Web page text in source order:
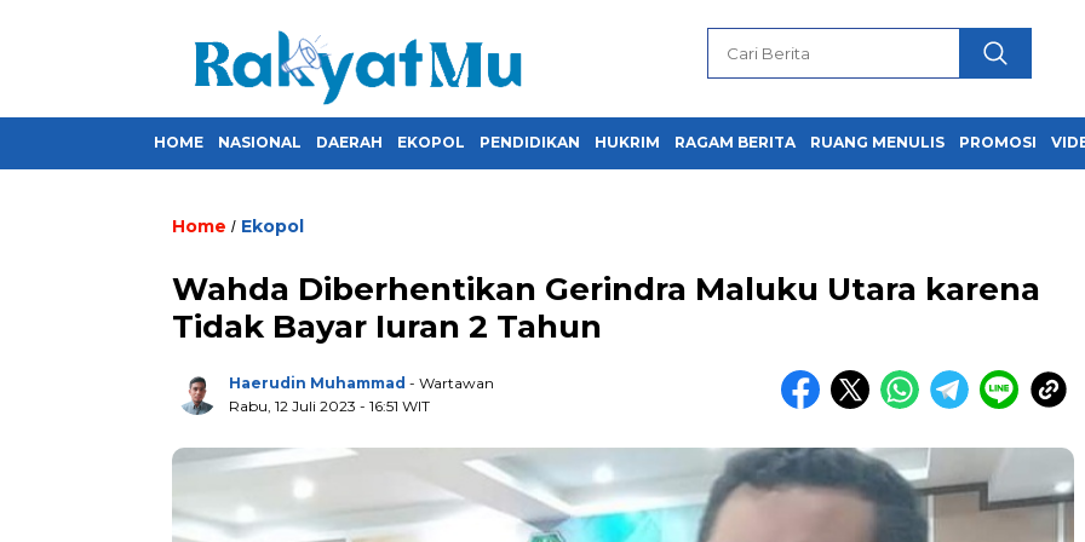
HOME NASIONAL DAERAH EKOPOL PENDIDIKAN HUKRIM RAGAM BERITA RUANG MENULIS PROMOSI
Home / Ekopol
Wahda Diberhentikan Gerindra Maluku Utara karena
Tidak Bayar Iuran 2 Tahun
Haerudin Muhammad - Wartawan
Rabu, 12 Juli 2023 - 16:51 WIT